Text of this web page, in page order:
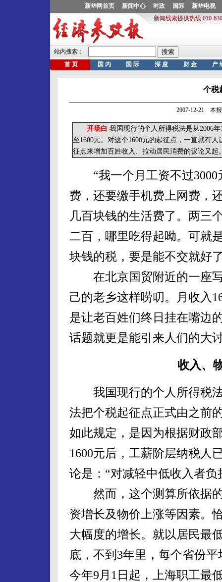
个税
2007-12-21 本
开场白 我国现行的个人所得税法是从2006
至1600元。对这个1600元的起征点，一直就有
征点来增加百姓收入、拉动居民消费的议论又
“我一个月工资不过3000
费，还要缴手机费上网费，
几百块钱的生活费了。两三
二百，哪里吃得起呦。可就
块钱的税，要是能不交就好
在北京国贸附近的一座写
己的老乡这样唠叨。月收入
是让老百姓们终日挂在嘴边
话题就更是能引来人们的大
收入、
我国现行的个人所得税法
法把个税起征点正式由之前
如此规定，是因为根据财政
1600元后，工薪阶层纳税人
论是：“对减轻中低收入者
然而，这个测算所依据的
资增长及物价上涨等因素。
大幅度的增长。就以居民最
底，不到3年里，每个省份
今年9月1日起，上海职工最